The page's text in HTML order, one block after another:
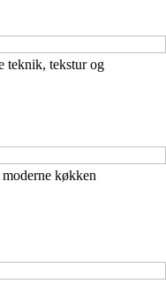
teknik, tekstur og
køkken